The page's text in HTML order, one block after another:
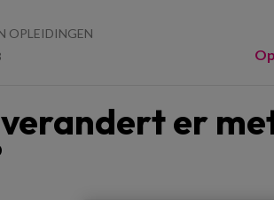
OPLEIDINGEN
er